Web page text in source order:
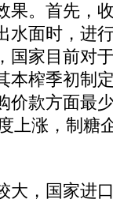
。首先，
水面时，进
国家目前对
本榨季初制
价款方面最
上涨，制糖
，国家进